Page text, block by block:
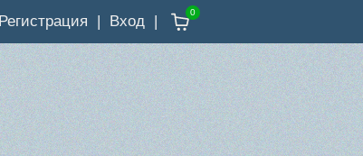
Регистрация Вход
0